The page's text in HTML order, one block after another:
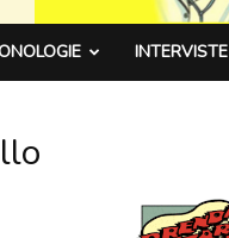
INTERVISTE